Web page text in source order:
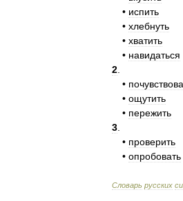
• испить
• хлебнуть
• хватить
• навидаться
2
•
• ощутить
• пережить
3
• проверить
• опробовать
Словарь русских